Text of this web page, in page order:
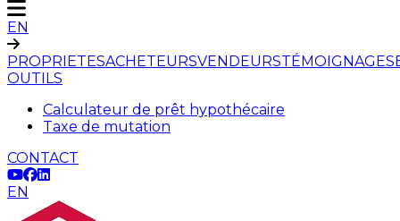
EN
PROPRIETESACHETEURSVENDEURSTÉMOIGNAGES
OUTILS
Calculateur de prêt hypothécaire
Taxe de mutation
CONTACT
EN